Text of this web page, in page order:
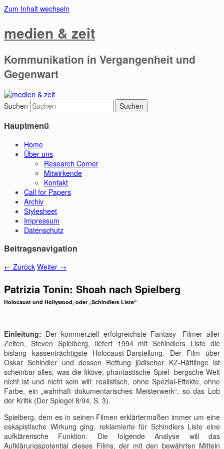
Zum Inhalt wechseln
medien & zeit
Kommunikation in Vergangenheit und
Gegenwart
Suchen
Hauptmenü
Home
Über uns
Research Corner
Mitwirkende
Kontakt
Call for Papers
Archiv
Stylesheet
Impressum
Datenschutz
Beitragsnavigation
← Zurück Weiter →
Patrizia Tonin: Shoah nach Spielberg
Holocaust und Hollywood, oder „Schindlers Liste“
Einleitung: Der kommerziell erfolgreichste Fantasy- Filmer aller
Zeiten, Steven Spielberg, liefert 1994 mit Schindlers Liste die
bislang kassenträchtigste Holocaust-Darstellung. Der Film über
Oskar Schindler und dessen Rettung jüdischer KZ-Häftlinge ist
scheinbar alles, was die fiktive, phantastische Spiel- bergsche Welt
nicht ist und nicht sein will: realistisch, ohne Spezial-Effekte, ohne
Farbe, ein „wahrhaft dokumentarisches Meisterwerk“, so das Lob
der Kritik (Der Spiegel 8/94, S. 3).
Spielberg, dem es in seinen Filmen erklärtermaßen immer um eine
eskapistische Wirkung ging, reklamierte für Schindlers Liste eine
aufklärerische Funktion. Die folgende Analyse will das
Aufklärungspotential dieses Films, der mit den bewährten Mitteln